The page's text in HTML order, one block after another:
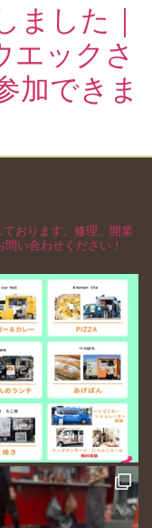
ました｜
エックさ
加できま
おります。修理、開業
い合わせください！